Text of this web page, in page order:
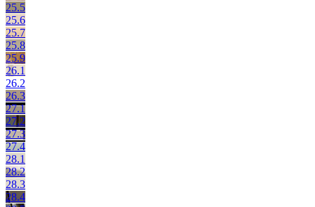
25.5
25.6
25.7
25.8
25.9
26.1
26.2
26.3
27.1
27.2
27.3
27.4
28.1
28.2
28.3
28.4